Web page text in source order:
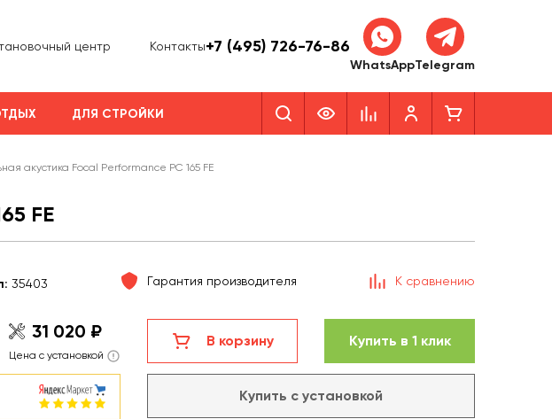
центр Контакты+7 (495) 726-76-86
WhatsAppTelegram
ДЛЯ СТРОЙКИ
акустика Focal Performance PC 165 FE
FE
: 35403 Гарантия производителя К сравнению
31 020 ₽
Цена с установкой
В корзину Купить в 1 клик
Купить с установкой